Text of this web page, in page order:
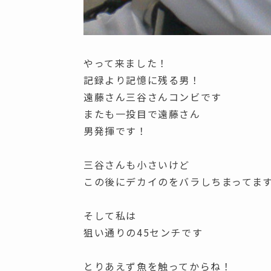
やって来ました！
記録より記憶に残る男！
遠藤さん三谷さんコンビです
またも一投目で遠藤さん
男発揮です！
三谷さんも小さいけど
この後にデカイのをバラしちまってま
そして私は
狙い通りの45センチです
とりあえず魚を触ってからね！